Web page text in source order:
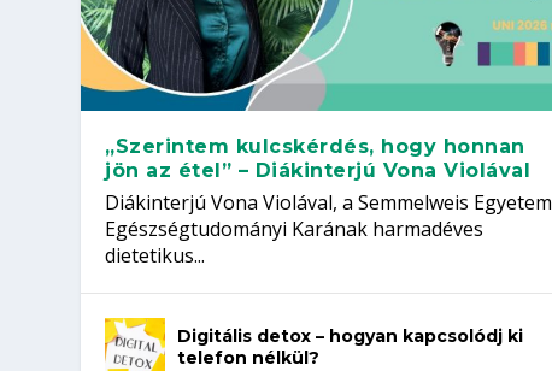
„Szerintem kulcskérdés, hogy honnan
jön az étel” – Diákinterjú Vona Violával
Diákinterjú Vona Violával, a Semmelweis Egyetem
Egészségtudományi Karának harmadéves
dietetikus...
Digitális detox – hogyan kapcsolódj ki
telefon nélkül?